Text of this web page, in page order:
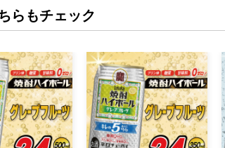
らもチェック